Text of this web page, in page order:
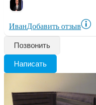
ИванДобавить отзыв
Позвонить
Написать